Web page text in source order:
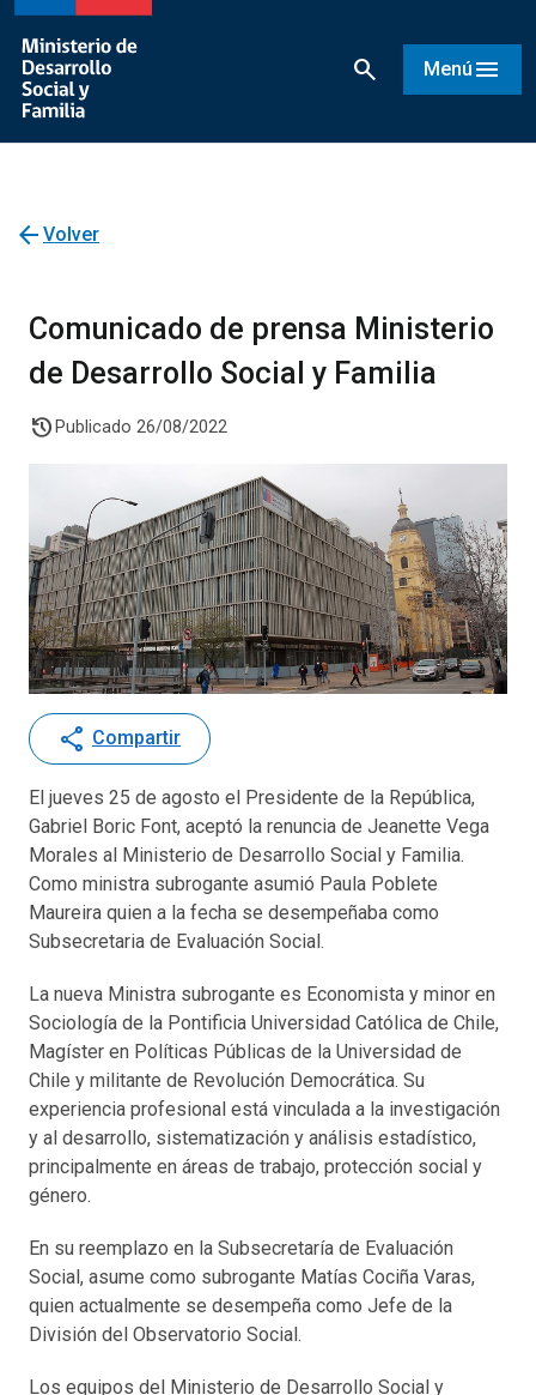
search Menú menu
arrow_back Volver
Comunicado de prensa Ministerio
de Desarrollo Social y Familia
history Publicado 26/08/2022
share Compartir
El jueves 25 de agosto el Presidente de la República,
Gabriel Boric Font, aceptó la renuncia de Jeanette Vega
Morales al Ministerio de Desarrollo Social y Familia.
Como ministra subrogante asumió Paula Poblete
Maureira quien a la fecha se desempeñaba como
Subsecretaria de Evaluación Social.
La nueva Ministra subrogante es Economista y minor en
Sociología de la Pontificia Universidad Católica de Chile,
Magíster en Políticas Públicas de la Universidad de
Chile y militante de Revolución Democrática. Su
experiencia profesional está vinculada a la investigación
y al desarrollo, sistematización y análisis estadístico,
principalmente en áreas de trabajo, protección social y
género.
En su reemplazo en la Subsecretaría de Evaluación
Social, asume como subrogante Matías Cociña Varas,
quien actualmente se desempeña como Jefe de la
División del Observatorio Social.
Los equipos del Ministerio de Desarrollo Social y